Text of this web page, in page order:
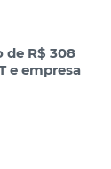
de R$ 308
e empresa